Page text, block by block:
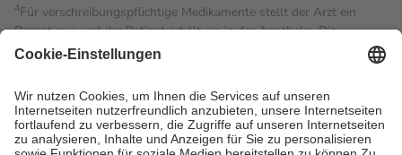
4Für verschreibungspflichtige Medikamente stellt der Arzt ein
Rezept aus und der Patient erhält sie in der Apotheke. Die
gesetzliche Krankenversicherung übernimmt in der Regel die
Kosten dafür, der Versicherte trägt einen Teil davon als Zuzahlung
Grundsätzlich leisten Mitglieder Zuzahlungen in Höhe von zehn
Prozent des Abgabepreises,mindestensjedochfünf Euround
höchstens zehn Euro.Es sind jedoch nie mehr als die